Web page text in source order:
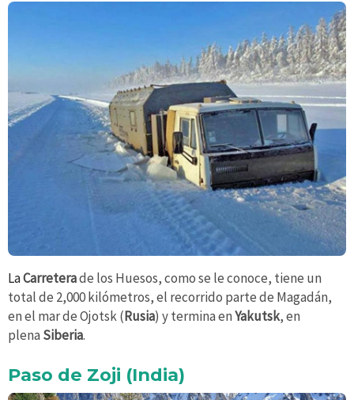
LaCarreterade los Huesos, como se le conoce, tiene un
total de 2,000 kilómetros, el recorrido parte de Magadán,
en el mar de Ojotsk (Rusia) y termina enYakutsk, en
plena Siberia.
Paso de Zoji (India)